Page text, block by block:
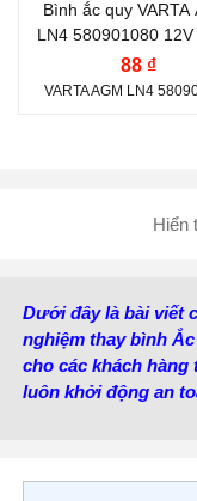
800 A
Công nghệ:AGM
(Absorbent
Bình ắc quy VARTA
LN4 580901080 12V
CCA 800A
88 ₫
VARTA AGM LN4
Hiển
Dưới đây là bài viết
nghiệm thay bình
cho các khách
luôn khởi động an